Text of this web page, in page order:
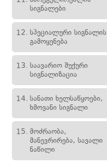
სიგნალები
12. სპეციალური სიგნალის
გამოყენება
13. საავარიო შუქური
სიგნალიზაცია
14. სანათი ხელსაწყოები,
ხმოვანი სიგნალი
15. მოძრაობა,
მანევრირება, სავალი
ნაწილი